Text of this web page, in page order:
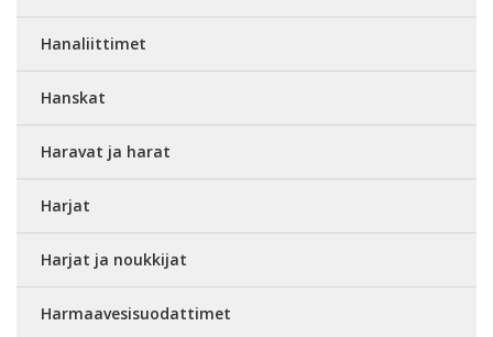
Hanaliittimet
Hanskat
Haravat ja harat
Harjat
Harjat ja noukkijat
Harmaavesisuodattimet